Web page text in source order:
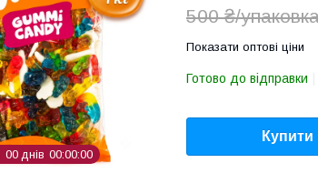
00 днів 00 00 00
500 ₴/
Показати оптові ціни
Готово до відправки
Купити